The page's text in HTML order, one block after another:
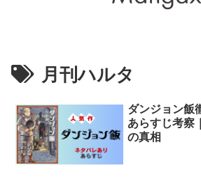
月刊ハルタ
ダンジョン飯
あらすじ考察
の真相